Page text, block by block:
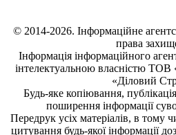
© 2014-2026. Інформаційне
права
Інформація інформаційного
інтелектуальною власністю ТОВ
«Діловий
Будь-яке копiювання,
поширення iнформацiї
Передрук усіх матеріалів, в тому
цитування будь-якої інформації